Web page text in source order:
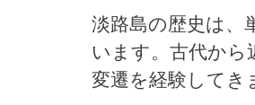
淡路島の歴史は、
います。古代から
変遷を経験してき